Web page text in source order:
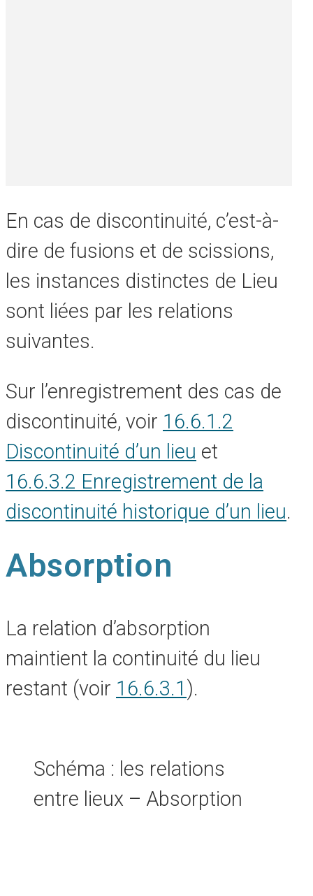
En cas de discontinuité, c’est-à-
dire de fusions et de scissions,
les instances distinctes de Lieu
sont liées par les relations
suivantes.
Sur l’enregistrement des cas de
discontinuité, voir 16.6.1.2
Discontinuité d’un lieu et
16.6.3.2 Enregistrement de la
discontinuité historique d’un lieu.
Absorption
La relation d’absorption
maintient la continuité du lieu
restant (voir 16.6.3.1 ).
Schéma : les relations
entre lieux – Absorption